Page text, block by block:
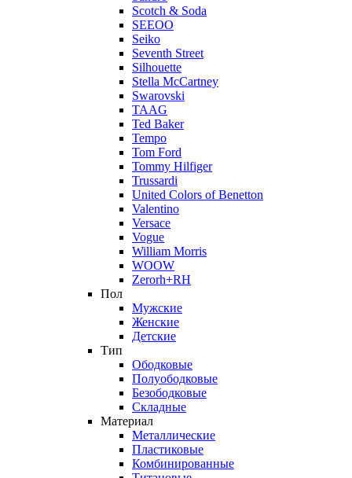
Scotch & Soda
SEEOO
Seiko
Seventh Street
Silhouette
Stella McCartney
Swarovski
TAAG
Ted Baker
Tempo
Tom Ford
Tommy Hilfiger
Trussardi
United Colors of Benetton
Valentino
Versace
Vogue
William Morris
WOOW
Zerorh+RH
Пол
Мужские
Женские
Детские
Тип
Ободковые
Полуободковые
Безободковые
Складные
Материал
Металлические
Пластиковые
Комбинированные